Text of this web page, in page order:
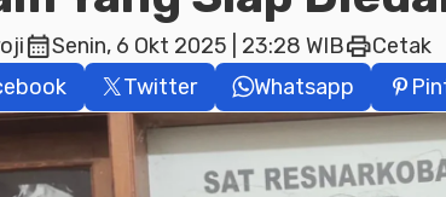
calendar_monthSenin, 6 Okt 2025 | 23:28 WIBprintCetak
Twitter Whatsapp